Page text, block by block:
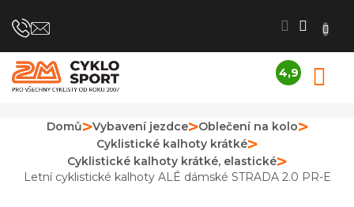
na
4,9
obchodu
je
z
5
hvězdiček.
Domů Vybavení jezdce
Oblečení na kolo
Cyklistické kalhoty krátké
Cyklistické kalhoty krátké, elastické
Letní cyklistické kalhoty ALÉ dámské STRADA 2.0 PR-E